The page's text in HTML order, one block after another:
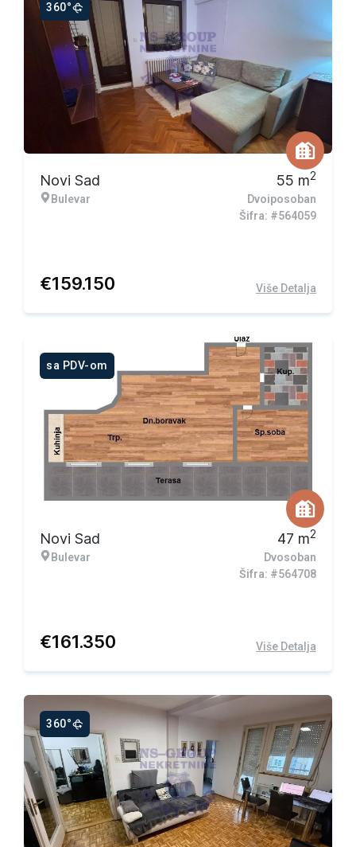
360°
Ekskluzivna ponuda
Novi Sad
Bulevar
55 m2
Dvoiposoban
Šifra: #564059
€159.150 Više Detalja
sa PDV-om
Novi Sad
Bulevar
47 m2
Dvosoban
Šifra: #564708
€161.350 Više Detalja
360°